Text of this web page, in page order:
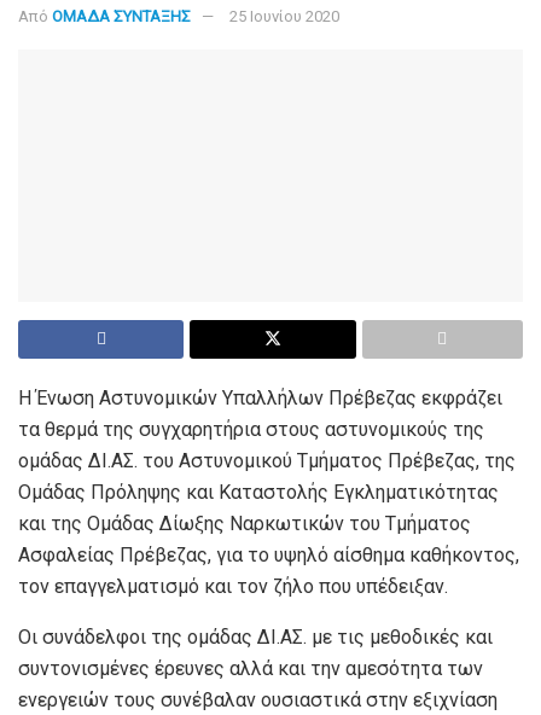
Από ΟΜΑΔΑ ΣΥΝΤΑΞΗΣ 25 Ιουνίου 2020
Η Ένωση Αστυνομικών Υπαλλήλων Πρέβεζας εκφράζει
τα θερμά της συγχαρητήρια στους αστυνομικούς της
ομάδας ΔΙ.ΑΣ. του Αστυνομικού Τμήματος Πρέβεζας, της
Ομάδας Πρόληψης και Καταστολής Εγκληματικότητας
και της Ομάδας Δίωξης Ναρκωτικών του Τμήματος
Ασφαλείας Πρέβεζας, για το υψηλό αίσθημα καθήκοντος,
τον επαγγελματισμό και τον ζήλο που υπέδειξαν.
Οι συνάδελφοι της ομάδας ΔΙ.ΑΣ. με τις μεθοδικές και
συντονισμένες έρευνες αλλά και την αμεσότητα των
ενεργειών τους συνέβαλαν ουσιαστικά στην εξιχνίαση